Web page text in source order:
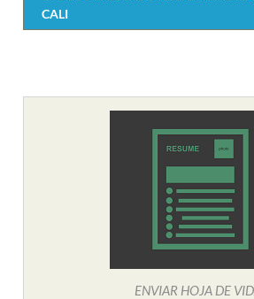
CALI
ENVIAR HOJA DE